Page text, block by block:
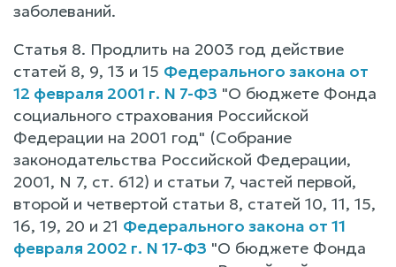
заболеваний.
Статья 8. Продлить на 2003 год действие
статей 8, 9, 13 и 15 Федерального закона от
12 февраля 2001 г. N 7-ФЗ "О бюджете Фонда
социального страхования Российской
Федерации на 2001 год" (Собрание
законодательства Российской Федерации,
2001, N 7, ст. 612) и статьи 7, частей первой,
второй и четвертой статьи 8, статей 10, 11, 15,
16, 19, 20 и 21 Федерального закона от 11
февраля 2002 г. N 17-ФЗ "О бюджете Фонда